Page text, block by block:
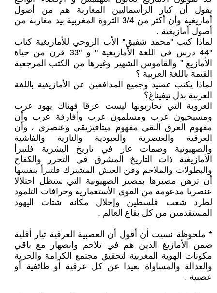
يقول أن كبار الرأسماليين المغاربة هم من أصول
أمازيغية وأن أكثر من 3/4 الثروة المغربية بيد مغاربة من
أصول أمازيغية .
لماذا كتب "محمد شفيق" الأب الروحي للأمازيغية كتاب
"44 درس في اللغة الأمازيغية " و "33 قرن من حياة
الأمازيغ " والقاموس الشهير وغيرها من الكتب المرجعية
القيمة باللغة العربية ؟
لماذا يكتب عصيد وجميع المدافعين عن الأمازيغية باللغة
العربية بدل تيفيناغ؟
العروبة التي تحاربونها ليست عرقا فهناك يهود عرب
ومسيحيون عرب ومسلمون عرب وأفارقة عرب وأن
مفهوم العرق النقي مفهوم ميتافيزيقي وعنصري ، وأن
العرقية والعنصرية والعبودية والنازية والفاشية
والصهيونية وصمات عار في تاريخ البشرية فلتبرأ
الأمازيغية ذات التاريخ المشرق في التحرر والكفاح
والبطولات والملاحم وفن العيش المشترك فلتبرأ بنفسها
أن ترهن مصيرها بمصير الصهيونية التي ستظل احتلالا
عنصريا مدعومة من القوى الأستعمارية وخرافات التلموذ
لطرد شعب فلسطين وإحلال مكانه شتات اليهود
المستقدمين من كل بقاع العالم .
* ملحوظة نسيت أن أقول أن العصبية العرقية تيار أقلية
ضمن الأمازيغ الذين هم في تلاحم وانصهار مع باقي
مكونات الهوية المغربية لتحقيق مجتمع الكرامة والحرية
والعدالة والمساواة بعيدا عن كل عرقية أو طائفية أو
عصبية .